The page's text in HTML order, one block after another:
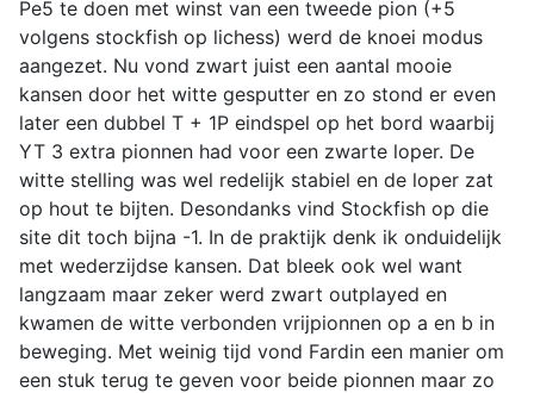
Pe5 te doen met winst van een tweede pion (+5
volgens stockfish op lichess) werd de knoei modus
aangezet. Nu vond zwart juist een aantal mooie
kansen door het witte gesputter en zo stond er even
later een dubbel T + 1P eindspel op het bord waarbij
YT 3 extra pionnen had voor een zwarte loper. De
witte stelling was wel redelijk stabiel en de loper zat
op hout te bijten. Desondanks vind Stockfish op die
site dit toch bijna -1. In de praktijk denk ik onduidelijk
met wederzijdse kansen. Dat bleek ook wel want
langzaam maar zeker werd zwart outplayed en
kwamen de witte verbonden vrijpionnen op a en b in
beweging. Met weinig tijd vond Fardin een manier om
een stuk terug te geven voor beide pionnen maar zo